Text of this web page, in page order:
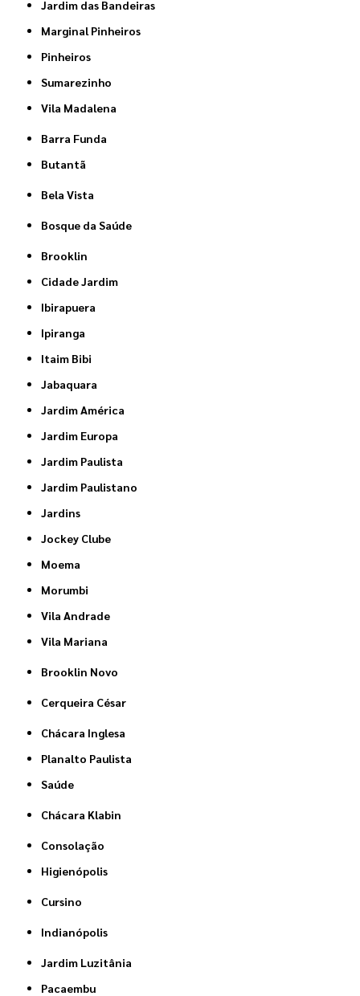
Jardim das Bandeiras
Marginal Pinheiros
Pinheiros
Sumarezinho
Vila Madalena
Barra Funda
Butantã
Bela Vista
Bosque da Saúde
Brooklin
Cidade Jardim
Ibirapuera
Ipiranga
Itaim Bibi
Jabaquara
Jardim América
Jardim Europa
Jardim Paulista
Jardim Paulistano
Jardins
Jockey Clube
Moema
Morumbi
Vila Andrade
Vila Mariana
Brooklin Novo
Cerqueira César
Chácara Inglesa
Planalto Paulista
Saúde
Chácara Klabin
Consolação
Higienópolis
Cursino
Indianópolis
Jardim Luzitânia
Pacaembu